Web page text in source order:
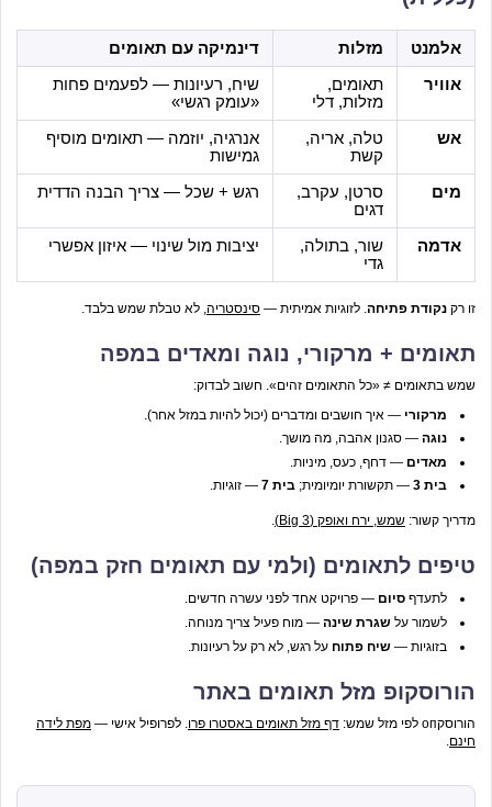
אלמנט מזלות
דינמיקה עם תאומים
אוויר
תאומים,
מזלות, דלי
שיח, רעיונות — לפעמים פחות
«עומק רגשי»
אש
טלה, אריה,
קשת
אנרגיה, יוזמה — תאומים מוסיף
גמישות
מים
סרטן, עקרב,
דגים
רגש + שכל — צריך הבנה הדדית
אדמה
שור, בתולה,
גדי
יציבות מול שינוי — איזון אפשרי
זו רק נקודת פתיחה. לזוגיות אמיתית — סינסטריה, לא טבלת שמש בלבד.
תאומים + מרקורי, נוגה ומאדים במפה
שמש בתאומים ≠ «כל התאומים זהים». חשוב לבדוק:
מרקורי — איך חושבים ומדברים (יכול להיות במזל אחר).
נוגה — סגנון אהבה, מה מושך.
מאדים — דחף, כעס, מיניות.
בית 3
— תקשורת יומיומית;בית 7 — זוגיות.
מדריך קשור: שמש, ירח ואופק (Big 3) .
טיפים לתאומים (ולמי עם תאומים חזק במפה)
לתעדףסיום — פרויקט אחד לפני עשרה חדשים.
לשמור עלשגרת שינה — מוח פעיל צריך מנוחה.
בזוגיות —שיח פתוח על רגש, לא רק על רעיונות.
הורוסקופ מזל תאומים באתר
הורוסקоп לפי מזל שמש: דף מזל תאומים באסטרו פרו . לפרופיל אישי — מפת לידה
חינם